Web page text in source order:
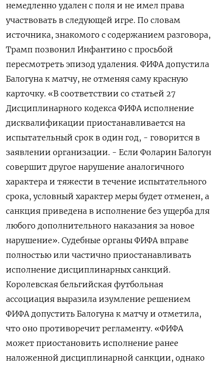
немедленно удален с поля и не имел права
участвовать в следующей игре. По словам
источника, знакомого ​с содержанием разговора,
Трамп позвонил Инфантино с просьбой
пересмотреть эпизод удаления. ФИФА допустила
Балогуна к матчу, не отменяя саму красную
карточку. «В соответствии со статьей 27
Дисциплинарного кодекса ФИФА исполнение
дисквалификации приостанавливается на
испытательный срок в один год, - говорится в
заявлении организации. - Если Фоларин Балогун
совершит другое нарушение аналогичного
характера и тяжести в течение испытательного
срока, условный характер меры будет отменен, а
санкция приведена в исполнение без ущерба для
любого дополнительного наказания за новое
нарушение». Судебные органы ФИФА вправе ​
полностью или частично приостанавливать
исполнение дисциплинарных ⁠санкций.
Королевская бельгийская футбольная
ассоциация выразила изумление решением
ФИФА допустить Балогуна к матчу и отметила,
что оно противоречит регламенту. «ФИФА
может приостановить исполнение ранее
наложенной дисциплинарной санкции, ‌однако